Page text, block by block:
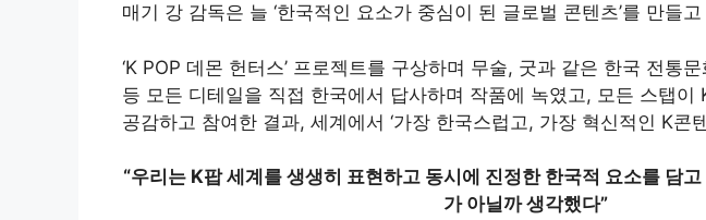
매기 강 감독은 늘 ‘한국적인 요소가 중심이 된 글로벌 콘텐츠’를 만들
‘K POP 데몬 헌터스’ 프로젝트를 구상하며 무술, 굿과 같은 한국 전통
등 모든 디테일을 직접 한국에서 답사하며 작품에 녹였고, 모든 스탭이
공감하고 참여한 결과, 세계에서 ‘가장 한국스럽고, 가장 혁신적인 K콘
“우리는 K팝 세계를 생생히 표현하고 동시에 진정한 한국적 요소를 담
가 아닐까 생각했다”